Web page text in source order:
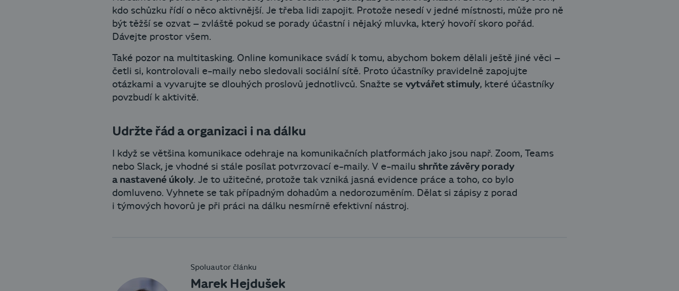
kdo schůzku řídí o něco aktivnější. Je třeba lidi zapojit. Protože nesedí v jedné místnosti, může pro ně
být těžší se ozvat – zvláště pokud se porady účastní i nějaký mluvka, který hovoří skoro pořád.
Dávejte prostor všem.
Také pozor na multitasking. Online komunikace svádí k tomu, abychom bokem dělali ještě jiné věci –
četli si, kontrolovali e-maily nebo sledovali sociální sítě. Proto účastníky pravidelně zapojujte
otázkami a vyvarujte se dlouhých proslovů jednotlivců. Snažte se vytvářet stimuly, které účastníky
povzbudí k aktivitě.
Udržte řád a organizaci i na dálku
I když se většina komunikace odehraje na komunikačních platformách jako jsou např. Zoom, Teams
nebo Slack, je vhodné si stále posílat potvrzovací e-maily. V e-mailu shrňte závěry porady
a nastavené úkoly. Je to užitečné, protože tak vzniká jasná evidence práce a toho, co bylo
domluveno. Vyhnete se tak případným dohadům a nedorozuměním. Dělat si zápisy z porad
i týmových hovorů je při práci na dálku nesmírně efektivní nástroj.
Spoluautor článku
Marek Hejdušek